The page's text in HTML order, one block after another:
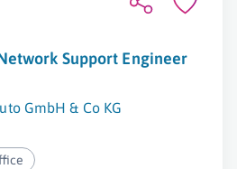
Support Engineer
GmbH & Co KG